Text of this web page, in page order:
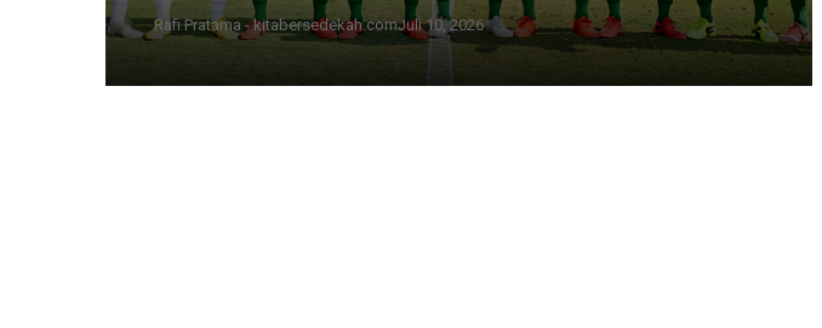
Rafi Pratama - kitabersedekah.comJuli 10, 2026